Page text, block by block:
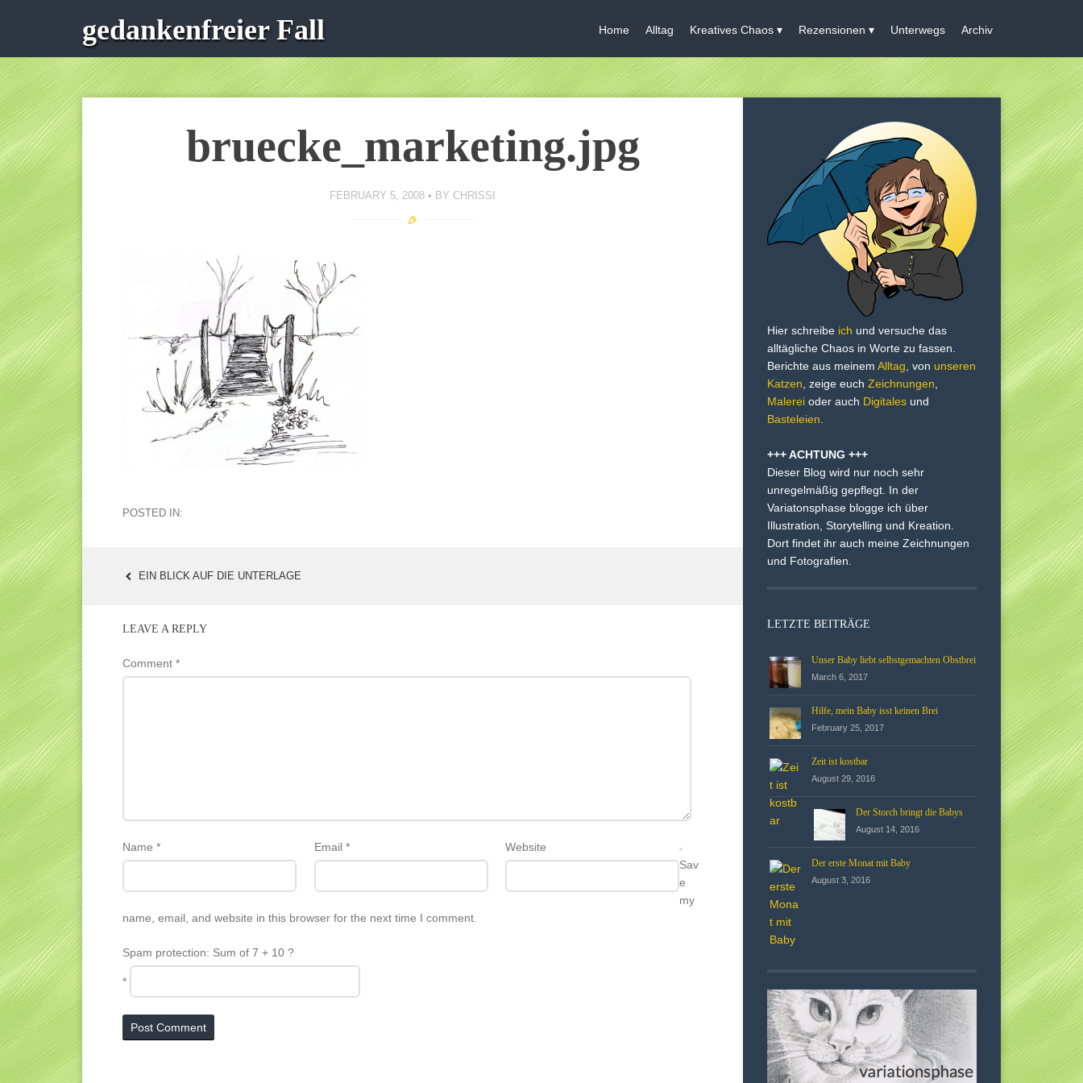
gedankenfreier Fall Home Alltag Kreatives Chaos Rezensionen Unterwegs Archiv
bruecke_marketing.jpg
FEBRUARY 5, 2008 BY CHRISSI
POSTED IN:
POST
EIN BLICK AUF DIE UNTERLAGE
LEAVE A REPLY
Comment *
Name * Email *
Website
Sav
e
my
name, email, and website in this browser for the next time I comment.
Spam protection: Sum of 7 + 10 ?
*
Hier schreibe ich und versuche das
alltägliche Chaos in Worte zu fassen.
Berichte aus meinem Alltag , von unseren
Katzen , zeige euch Zeichnungen
Malerei oder auch Digitales und
Basteleien
+++ ACHTUNG +++
Dieser Blog wird nur noch sehr
unregelmäßig gepflegt. In der
Variatonsphase blogge ich über
Illustration, Storytelling und Kreation.
Dort findet ihr auch meine Zeichnungen
und Fotografien.
LETZTE BEITRÄGE
Unser Baby liebt selbstgemachten Obstbrei
March 6, 2017
Hilfe, mein Baby isst keinen Brei
February 25, 2017
Zeit ist kostbar
August 29, 2016
Der Storch bringt die Babys
August 14, 2016
Der erste Monat mit Baby
August 3, 2016